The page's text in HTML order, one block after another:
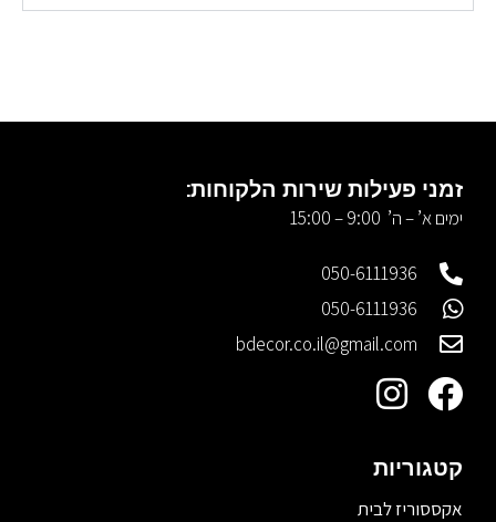
זמני פעילות שירות הלקוחות:
ימים א’ – ה’ 9:00 – 15:00
050-6111936
050-6111936
bdecor.co.il@gmail.com
קטגוריות
אקססוריז לבית